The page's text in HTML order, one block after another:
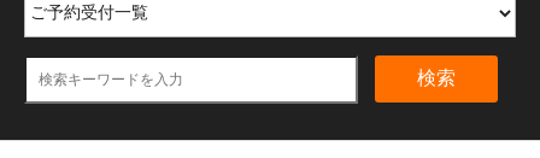
検索